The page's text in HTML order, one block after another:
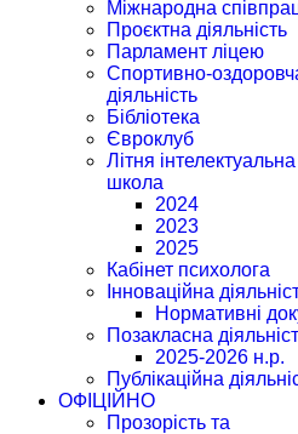
Міжнародна
Проєктна діяльність
Парламент ліцею
Спортивно-
діяльність
Бібліотека
Євроклуб
Літня інтелектуальна
школа
2024
2023
2025
Кабінет психолога
Інноваційна
Нормативні
Позакласна
2025-2026 н.р.
Публікаційна
ОФІЦІЙНО
Прозорість та